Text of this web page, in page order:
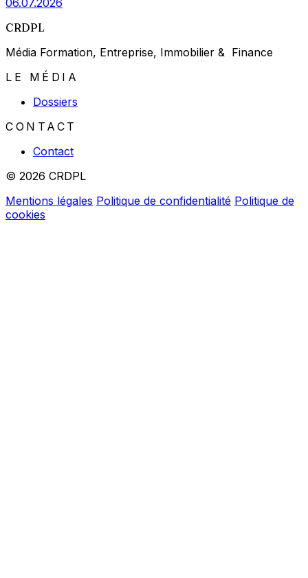
06.07.2026
CRDPL
Média Formation, Entreprise, Immobilier & Finance
LE MÉDIA
Dossiers
CONTACT
Contact
© 2026 CRDPL
Mentions légales Politique de confidentialité Politique de
cookies